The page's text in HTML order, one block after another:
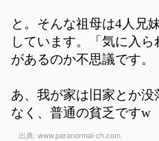
と。そんな祖母は4人兄
しています。「気に入
があるのか不思議です。
あ、我が家は旧家とか
なく、普通の貧乏ですw
出典: www.paranormal-ch.com